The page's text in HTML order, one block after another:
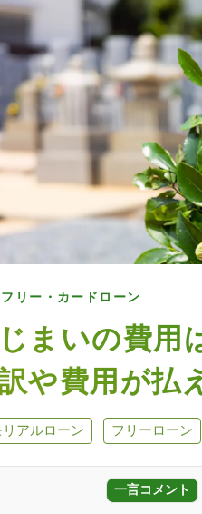
ホーム
フリー・カードローン
まいの費用
や費用が払
リアルローン フリーローン
一言コメント